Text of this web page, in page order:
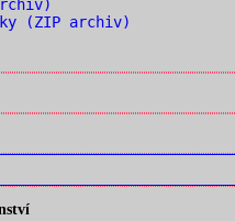
(ZIP archiv)